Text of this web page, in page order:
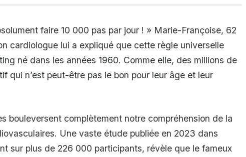
faire 10 000 pas par jour ! » Marie-Françoise, 62
cardiologue lui a expliqué que cette règle universelle
né dans les années 1960. Comme elle, des millions de
qui n’est peut-être pas le bon pour leur âge et leur
bouleversent complètement notre compréhension de la
Une vaste étude publiée en 2023 dans
sur plus de 226 000 participants, révèle que le fameux